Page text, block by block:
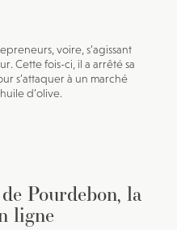
voire, s’agissant
Cette fois-ci, il a arrêté sa
s’attaquer à un marché
d’olive.
Pourdebon, la
ligne